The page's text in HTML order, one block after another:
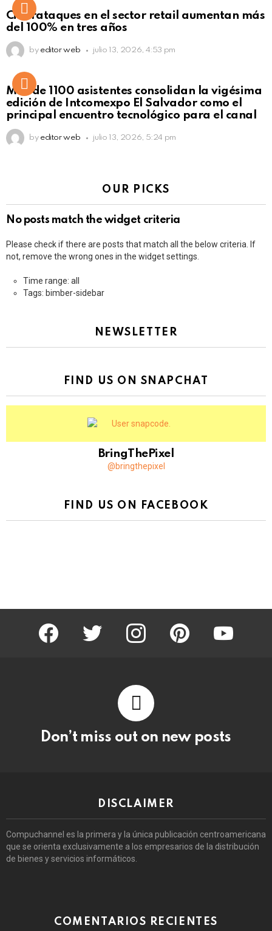
Ciberataques en el sector retail aumentan más
del 100% en tres años
by editor web julio 13, 2026, 4:53 pm
Más de 1100 asistentes consolidan la vigésima
edición de Intcomexpo El Salvador como el
principal encuentro tecnológico para el canal
by editor web julio 13, 2026, 5:24 pm
OUR PICKS
No posts match the widget criteria
Please check if there are posts that match all the below criteria. If
not, remove the wrong ones in the widget settings.
Time range: all
Tags: bimber-sidebar
NEWSLETTER
FIND US ON SNAPCHAT
BringThePixel
@bringthepixel
FIND US ON FACEBOOK
facebook twitter instagram pinterest youtube
Don’t miss out on new posts
DISCLAIMER
Compuchannel es la primera y la única publicación centroamericana
que se orienta exclusivamente a los empresarios de la distribución
de bienes y servicios informáticos.
COMENTARIOS RECIENTES